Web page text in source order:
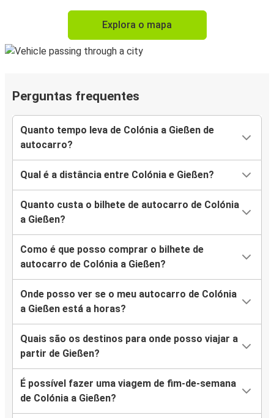
Explora o mapa
Perguntas frequentes
Quanto tempo leva de Colónia a Gießen de
autocarro?
Qual é a distância entre Colónia e Gießen?
Quanto custa o bilhete de autocarro de Colónia
a Gießen?
Como é que posso comprar o bilhete de
autocarro de Colónia a Gießen?
Onde posso ver se o meu autocarro de Colónia
a Gießen está a horas?
Quais são os destinos para onde posso viajar a
partir de Gießen?
É possível fazer uma viagem de fim-de-semana
de Colónia a Gießen?